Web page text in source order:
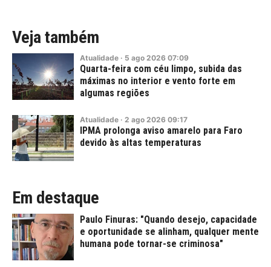
Veja também
Atualidade · 5 ago 2026 07:09
Quarta-feira com céu limpo, subida das
máximas no interior e vento forte em
algumas regiões
Atualidade · 2 ago 2026 09:17
IPMA prolonga aviso amarelo para Faro
devido às altas temperaturas
Em destaque
Paulo Finuras: "Quando desejo, capacidade
e oportunidade se alinham, qualquer mente
humana pode tornar-se criminosa"